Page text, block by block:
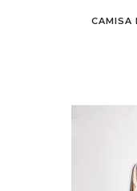
CAMISA